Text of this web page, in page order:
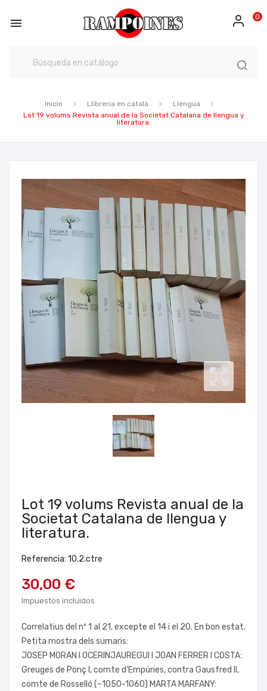
 0
Inicio Llibreria en català
Llengua
Lot 19 volums Revista anual de la Societat Catalana de llengua y
literatura.
Lot 19 volums Revista anual de la
Societat Catalana de llengua y
literatura.
Referencia: 10.2.ctre
30,00 €
Impuestos incluidos
Correlatius del nº 1 al 21, excepte el 14 i el 20. En bon estat.
Petita mostra dels sumaris:
JOSEP MORAN I OCERINJAUREGUI I JOAN FERRER I COSTA:
Greuges de Ponç I, comte d’Empúries, contra Gausfred II,
comte de Rosselló (~1050-1060) MARTA MARFANY: